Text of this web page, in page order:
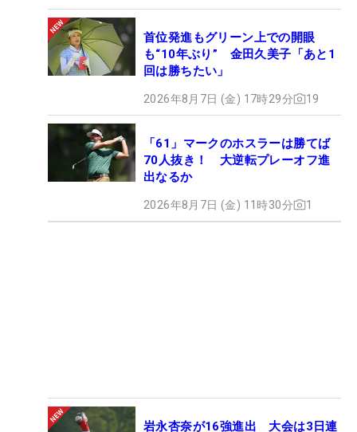
首位発進もグリーン上での開眼
も“10年ぶり” 金田久美子「あと1
回は勝ちたい」
2026年8月7日 (金) 17時29分 19
「61」マークのホスラーは勝てば
70人抜き！ 大逆転プレーオフ進
出なるか
2026年8月7日 (金) 11時30分 1
岩永杏奈が16強進出 大会は3日連